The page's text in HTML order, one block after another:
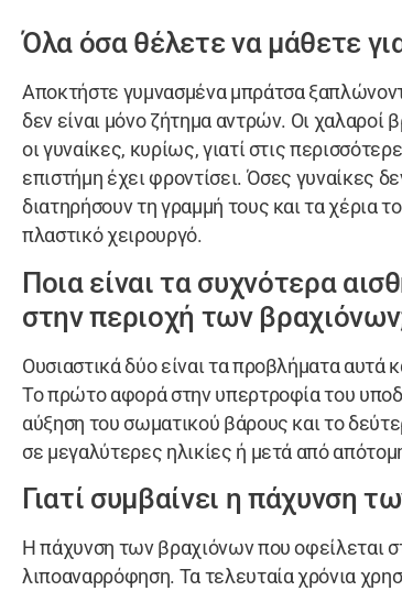
Όλα όσα θέλετε να μάθετε
Αποκτήστε γυμνασμένα μπράτσα
δεν είναι μόνο ζήτημα αντρών. Οι χαλαροί
οι γυναίκες, κυρίως, γιατί στις
επιστήμη έχει φροντίσει. Όσες γυναίκες
διατηρήσουν τη γραμμή τους και τα χέρια
πλαστικό χειρουργό.
Ποια είναι τα συχνότερα
στην περιοχή των
Ουσιαστικά δύο είναι τα προβλήματα
Το πρώτο αφορά στην υπερτροφία του
αύξηση του σωματικού βάρους και το
σε μεγαλύτερες ηλικίες ή μετά από
Γιατί συμβαίνει η πάχυνση
Η πάχυνση των βραχιόνων που οφείλεται
λιποαναρρόφηση. Τα τελευταία χρόνια